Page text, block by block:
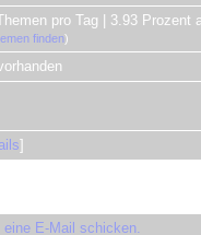
pro Tag | 3.93 Prozent
finden)
]
eine E-Mail schicken.